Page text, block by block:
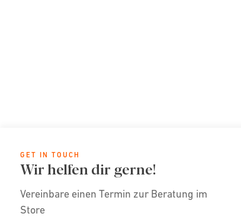
GET IN TOUCH
Wir helfen dir gerne!
Vereinbare einen Termin zur Beratung im
Store